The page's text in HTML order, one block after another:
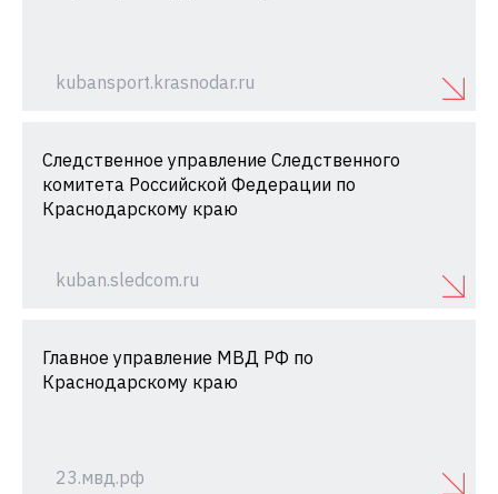
kubansport.krasnodar.ru
Следственное управление Следственного
комитета Российской Федерации по
Краснодарскому краю
kuban.sledcom.ru
Главное управление МВД РФ по
Краснодарскому краю
23.мвд.рф